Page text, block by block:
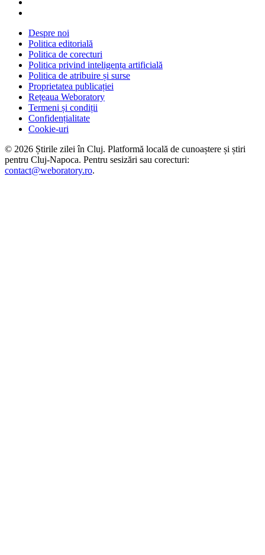
Despre noi
Politica editorială
Politica de corecturi
Politica privind inteligența artificială
Politica de atribuire și surse
Proprietatea publicației
Rețeaua Weboratory
Termeni și condiții
Confidențialitate
Cookie-uri
© 2026 Știrile zilei în Cluj. Platformă locală de cunoaștere și știri
pentru Cluj-Napoca. Pentru sesizări sau corecturi:
contact@weboratory.ro.